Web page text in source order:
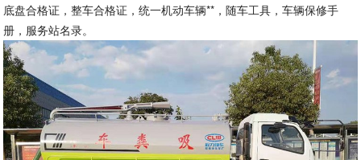
底盘合格证，整车合格证，统一机动车辆**，随车工具，车辆保修手
册，服务站名录。